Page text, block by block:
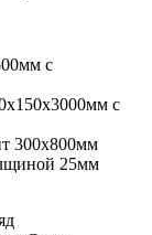
с
с
300х800мм
25мм